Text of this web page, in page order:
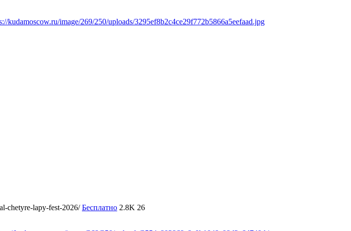
kudamoscow.ru/image/269/250/uploads/3295ef8b2c4ce29f772b5866a5eefaad.jpg
chetyre-lapy-fest-2026/ Бесплатно 2.8K 26